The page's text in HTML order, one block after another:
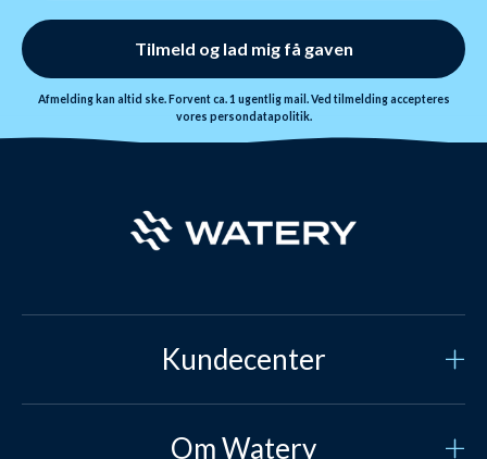
Tilmeld og lad mig få gaven
Afmelding kan altid ske. Forvent ca. 1 ugentlig mail. Ved tilmelding accepteres
vores persondatapolitik.
Kundecenter
Om Watery